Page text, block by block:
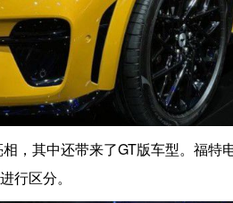
，其中还带来了GT版车型。福特
行区分。